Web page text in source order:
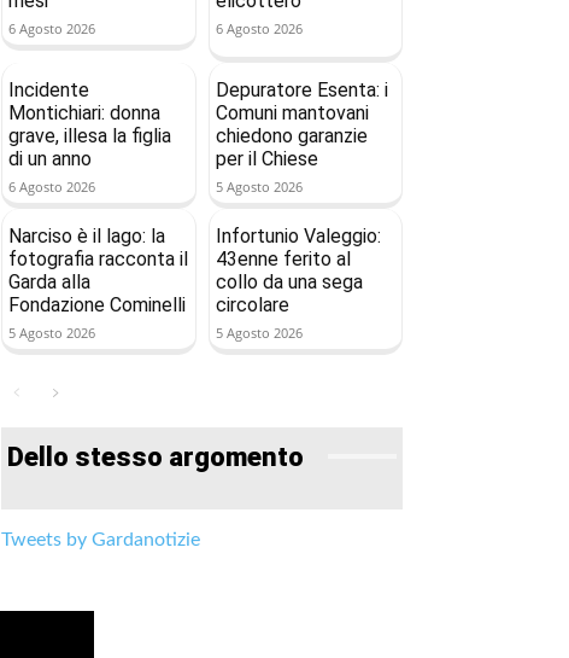
6 Agosto 2026 6 Agosto 2026
Incidente
Montichiari: donna
grave, illesa la figlia
di un anno
6 Agosto 2026
Depuratore Esenta: i
Comuni mantovani
chiedono garanzie
per il Chiese
5 Agosto 2026
Narciso è il lago: la
fotografia racconta il
Garda alla
Fondazione Cominelli
5 Agosto 2026
Infortunio Valeggio:
43enne ferito al
collo da una sega
circolare
5 Agosto 2026
Dello stesso argomento
Tweets by Gardanotizie